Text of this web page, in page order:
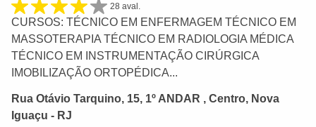
28 aval.
CURSOS: TÉCNICO EM ENFERMAGEM TÉCNICO EM
MASSOTERAPIA TÉCNICO EM RADIOLOGIA MÉDICA
TÉCNICO EM INSTRUMENTAÇÃO CIRÚRGICA
IMOBILIZAÇÃO ORTOPÉDICA...
Rua Otávio Tarquino, 15, 1º ANDAR , Centro, Nova
Iguaçu - RJ